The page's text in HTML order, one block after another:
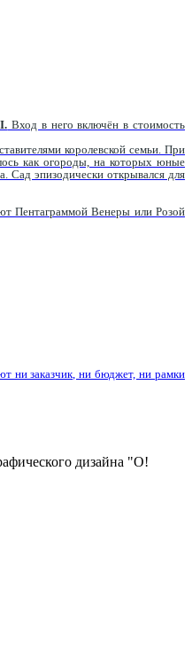
Вход в него включён в стоимость
королевской семьи. При
как огороды, на которых юные
Сад эпизодически открывался для
Пентаграммой Венеры или Розой
ни заказчик, ни бюджет, ни рамки
дизайна "О!